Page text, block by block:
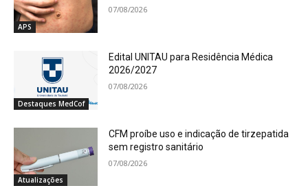
APS
07/08/2026
Destaques MedCof
Edital UNITAU para Residência Médica
2026/2027
07/08/2026
Atualizações
CFM proíbe uso e indicação de tirzepatida
sem registro sanitário
07/08/2026